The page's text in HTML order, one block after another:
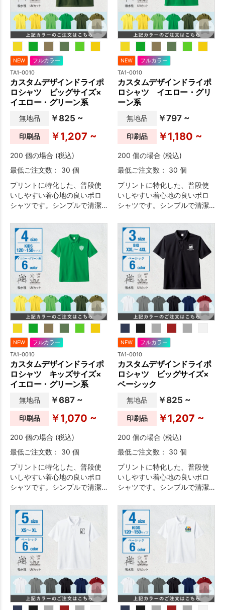
NEW フルカラー
TA1-0010
カスタムデザインドライポ
ロシャツ ビッグサイズ×
イエロー・グリーン系
無地品 ￥825 ~
印刷品 ￥1,207 ~
200 個の場合 (税込)
最低ご注文数： 30 個
プリントに特化した、普段使
いしやすい着心地の良いポロ
シャツです。シンプルで清潔
ベント・物販・ユニフォーム
など幅広い用途におすすめで
す。
NEW フルカラー
TA1-0010
カスタムデザインドライポ
ロシャツ イエロー・グリ
ーン系
無地品 ￥797 ~
印刷品 ￥1,180 ~
200 個の場合 (税込)
最低ご注文数： 30 個
プリントに特化した、普段使
いしやすい着心地の良いポロ
シャツです。シンプルで清潔
ベント・物販・ユニフォーム
など幅広い用途におすすめで
す。
NEW フルカラー
TA1-0010
カスタムデザインドライポ
ロシャツ キッズサイズ×
イエロー・グリーン系
無地品 ￥687 ~
印刷品 ￥1,070 ~
200 個の場合 (税込)
最低ご注文数： 30 個
プリントに特化した、普段使
いしやすい着心地の良いポロ
シャツです。シンプルで清潔
ベント・物販・ユニフォーム
など幅広い用途におすすめで
す。
NEW フルカラー
TA1-0010
カスタムデザインドライポ
ロシャツ ビッグサイズ×
ベーシック
無地品 ￥825 ~
印刷品 ￥1,207 ~
200 個の場合 (税込)
最低ご注文数： 30 個
プリントに特化した、普段使
いしやすい着心地の良いポロ
シャツです。シンプルで清潔
ベント・物販・ユニフォーム
など幅広い用途におすすめで
す。